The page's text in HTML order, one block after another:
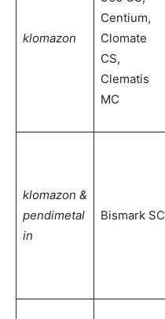
klomazon
Centium,
Clomate
CS,
Clematis
MC
klomazon &
pendimetal
in
Bismark SC